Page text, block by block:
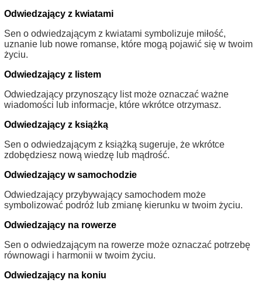
Odwiedzający z kwiatami
Sen o odwiedzającym z kwiatami symbolizuje miłość,
uznanie lub nowe romanse, które mogą pojawić się w twoim
życiu.
Odwiedzający z listem
Odwiedzający przynoszący list może oznaczać ważne
wiadomości lub informacje, które wkrótce otrzymasz.
Odwiedzający z książką
Sen o odwiedzającym z książką sugeruje, że wkrótce
zdobędziesz nową wiedzę lub mądrość.
Odwiedzający w samochodzie
Odwiedzający przybywający samochodem może
symbolizować podróż lub zmianę kierunku w twoim życiu.
Odwiedzający na rowerze
Sen o odwiedzającym na rowerze może oznaczać potrzebę
równowagi i harmonii w twoim życiu.
Odwiedzający na koniu